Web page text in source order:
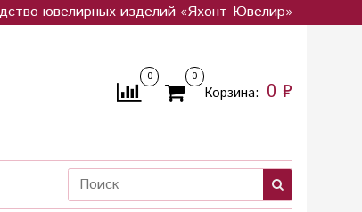
ювелирных изделий «Яхонт-Ювелир»
0 0
Корзина: 0 ₽